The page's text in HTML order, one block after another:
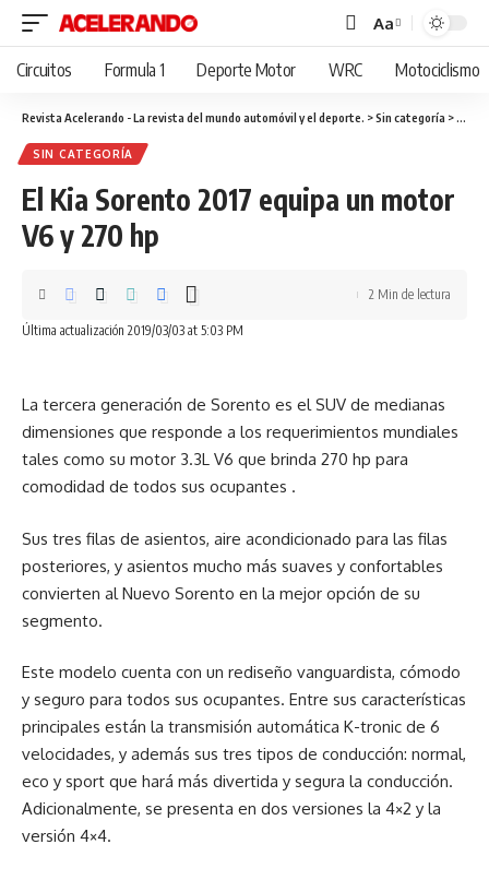
Cambiar
tamaño
fuente
Aa
Circuitos Formula 1 Deporte Motor WRC Motociclismo
Revista Acelerando - La revista del mundo automóvil y el deporte. >Sin categoría > El
SIN CATEGORÍA
El Kia Sorento 2017 equipa un motor
V6 y 270 hp
Última actualización 2019/03/03 at 5:03 PM
2 Min de lectura
La tercera generación de Sorento es el SUV de medianas
dimensiones que responde a los requerimientos mundiales
tales como su motor 3.3L V6 que brinda 270 hp para
comodidad de todos sus ocupantes .
Sus tres filas de asientos, aire acondicionado para las filas
posteriores, y asientos mucho más suaves y confortables
convierten al Nuevo Sorento en la mejor opción de su
segmento.
Este modelo cuenta con un rediseño vanguardista, cómodo
y seguro para todos sus ocupantes. Entre sus características
principales están la transmisión automática K-tronic de 6
velocidades, y además sus tres tipos de conducción: normal,
eco y sport que hará más divertida y segura la conducción.
Adicionalmente, se presenta en dos versiones la 4×2 y la
versión 4×4.